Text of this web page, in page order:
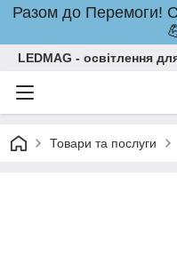
Разом до Перемоги!
LEDMAG - освітлення
Товари та послуги